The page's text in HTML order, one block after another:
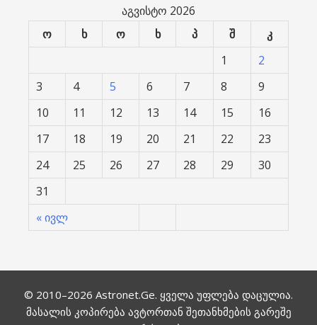
აგვისტო 2026
ო
ხ ო ხ პ შ კ
« ივლ
1
2
3
4 5 6 7 8
9
10
11 12 13 14 15
16
17
18 19 20 21 22
23
24
25 26 27 28 29
30
31
© 2010–2026 Astronet.Ge. ყველა უფლება დაცულია.
მასალის კოპირება ავტორთან შეთანხმების გარეშე